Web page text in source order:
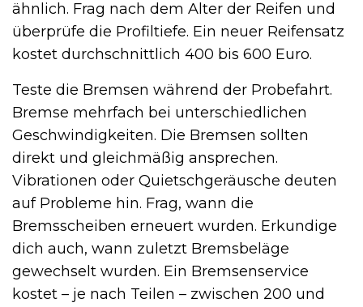
ähnlich. Frag nach dem Alter der Reifen und
überprüfe die Profiltiefe. Ein neuer Reifensatz
kostet durchschnittlich 400 bis 600 Euro.
Teste die Bremsen während der Probefahrt.
Bremse mehrfach bei unterschiedlichen
Geschwindigkeiten. Die Bremsen sollten
direkt und gleichmäßig ansprechen.
Vibrationen oder Quietschgeräusche deuten
auf Probleme hin. Frag, wann die
Bremsscheiben erneuert wurden. Erkundige
dich auch, wann zuletzt Bremsbeläge
gewechselt wurden. Ein Bremsenservice
kostet – je nach Teilen – zwischen 200 und